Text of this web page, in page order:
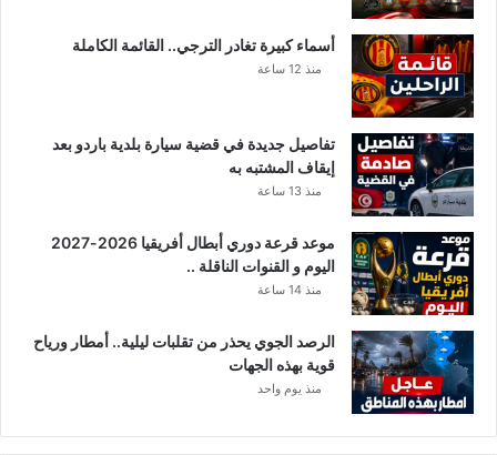
أسماء كبيرة تغادر الترجي.. القائمة الكاملة
منذ 12 ساعة
تفاصيل جديدة في قضية سيارة بلدية باردو بعد
إيقاف المشتبه به
منذ 13 ساعة
موعد قرعة دوري أبطال أفريقيا 2026-2027
اليوم و القنوات الناقلة ..
منذ 14 ساعة
الرصد الجوي يحذر من تقلبات ليلية.. أمطار ورياح
قوية بهذه الجهات
منذ يوم واحد